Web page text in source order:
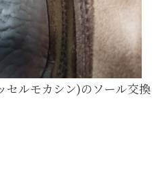
セルモカシン)のソール交換